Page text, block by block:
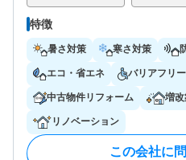
特徴
暑さ対策 寒さ対策
エコ・省エネ バリアフリー
中古物件リフォーム 増
リノベーション
この会社に